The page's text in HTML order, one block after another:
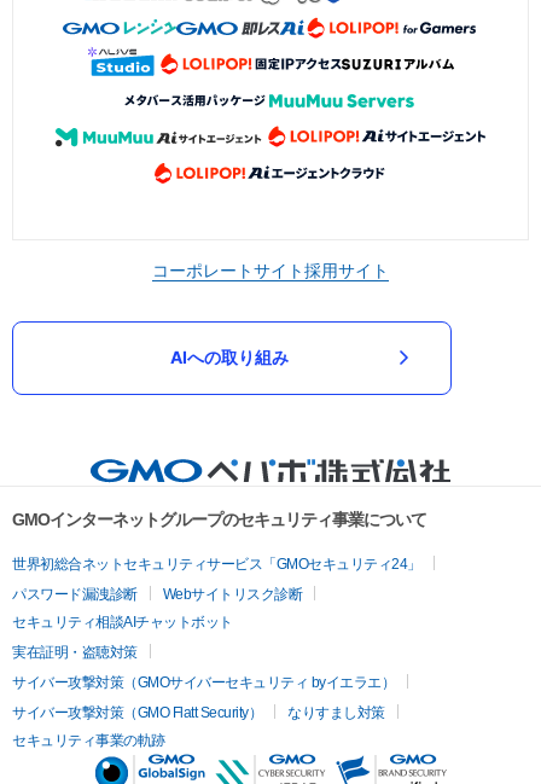
コーポレートサイト採用サイト
AIへの取り組み
GMOインターネットグループのセキュリティ事業について
世界初総合ネットセキュリティサービス「GMOセキュリティ24」
パスワード漏洩診断
Webサイトリスク診断
セキュリティ相談AIチャットボット
実在証明・盗聴対策
サイバー攻撃対策（GMOサイバーセキュリティ byイエラエ）
サイバー攻撃対策（GMO Flatt Security）
なりすまし対策
セキュリティ事業の軌跡